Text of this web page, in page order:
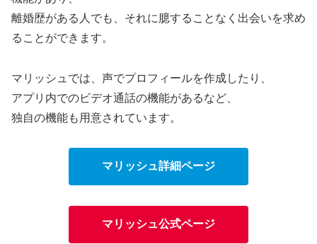
離婚歴がある人でも、それに臆することなく出会いを求め
ることができます。
マリッシュでは、声でプロフィールを作成したり、
アプリ内でのビデオ通話の機能があるなど、
独自の機能も用意されています。
マリッシュ詳細ページ
マリッシュ公式ページ